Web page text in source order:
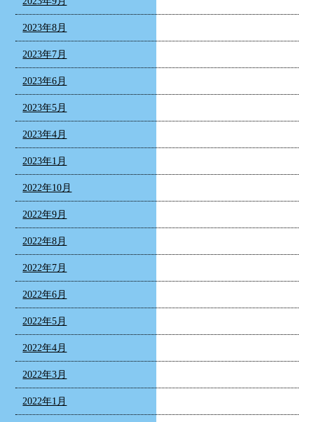
2023年8月
2023年7月
2023年6月
2023年5月
2023年4月
2023年1月
2022年10月
2022年9月
2022年8月
2022年7月
2022年6月
2022年5月
2022年4月
2022年3月
2022年1月